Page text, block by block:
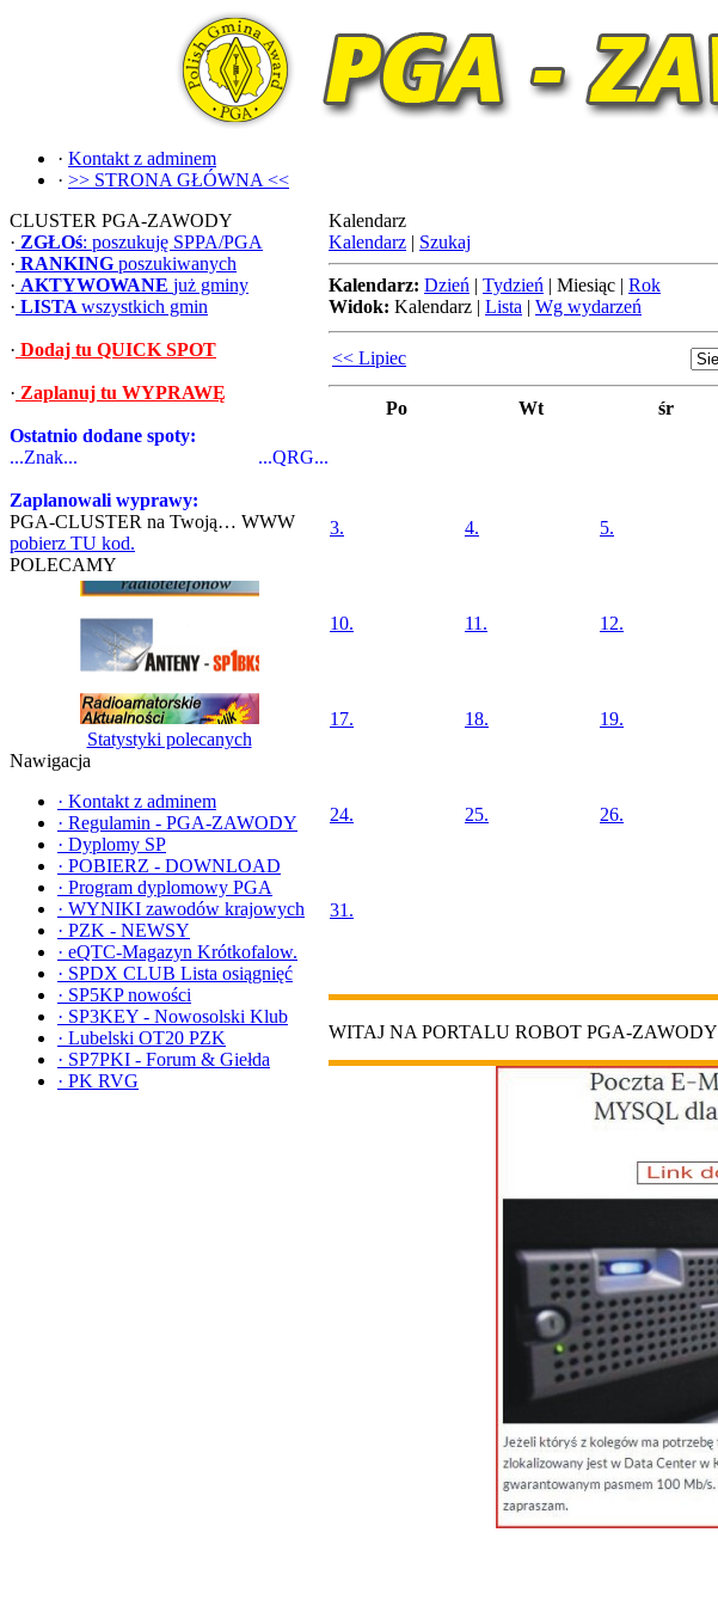
· Kontakt z adminem
· >> STRONA GŁÓWNA <<
CLUSTER PGA-ZAWODY
· ZGŁOś: poszukuję SPPA/PGA
· RANKING poszukiwanych
· AKTYWOWANE już gminy
· LISTA wszystkich gmin
· Dodaj tu QUICK SPOT
· Zaplanuj tu WYPRAWĘ
Ostatnio dodane spoty:
...Znak...
...QRG...
Zaplanowali wyprawy:
PGA-CLUSTER na Twoją… WWW
pobierz TU kod.
POLECAMY
Statystyki polecanych
Nawigacja
· Kontakt z adminem
· Regulamin - PGA-ZAWODY
· Dyplomy SP
· POBIERZ - DOWNLOAD
· Program dyplomowy PGA
· WYNIKI zawodów krajowych
· PZK - NEWSY
· eQTC-Magazyn Krótkofalow.
· SPDX CLUB Lista osiągnięć
· SP5KP nowości
· SP3KEY - Nowosolski Klub
· Lubelski OT20 PZK
· SP7PKI - Forum & Giełda
· PK RVG
Kalendarz
Kalendarz | Szukaj
Kalendarz: Dzień | Tydzień | Miesiąc | Rok
Widok: Kalendarz | Lista | Wg wydarzeń
<< Lipiec
Po Wt śr
3. 4. 5.
10. 11. 12.
17. 18. 19.
24. 25. 26.
31.
WITAJ NA PORTALU ROBOT PGA-ZAWODY